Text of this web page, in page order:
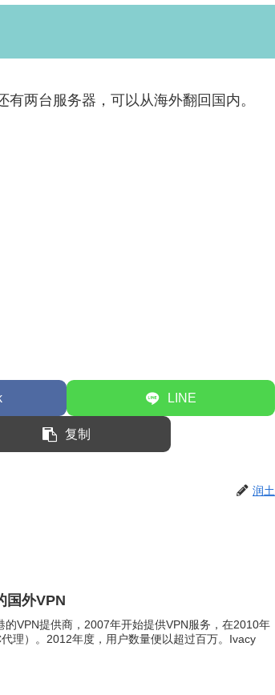
两台服务器，可以从海外翻回国内。
LINE
复制
润土
外VPN
VPN提供商，2007年开始提供VPN服务，在2010年
理）。2012年度，用户数量便以超过百万。Ivacy